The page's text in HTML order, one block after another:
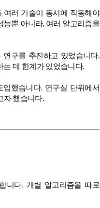
여러 기술이 동시에 작동해야
능뿐 아니라, 여러 알고리즘을
구를 추진하고 있었습니다.
는 데 한계가 있었습니다.
했습니다. 연구실 단위에서
자 했습니다.
니다. 개별 알고리즘을 따로